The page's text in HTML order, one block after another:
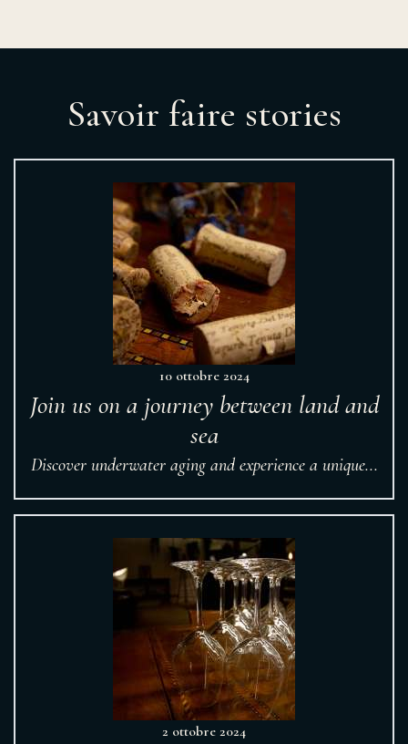
Savoir faire stories
10 ottobre 2024
Join us on a journey between land and
sea
Discover underwater aging and experience a unique...
2 ottobre 2024